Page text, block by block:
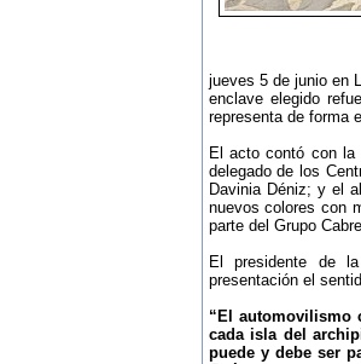
jueves 5 de junio en
enclave elegido
representa de forma
El acto contó con la
delegado de los
Davinia Déniz; y el
nuevos colores con
parte del Grupo
El presidente de
presentación el
“El automovilismo
cada isla del
puede y debe ser